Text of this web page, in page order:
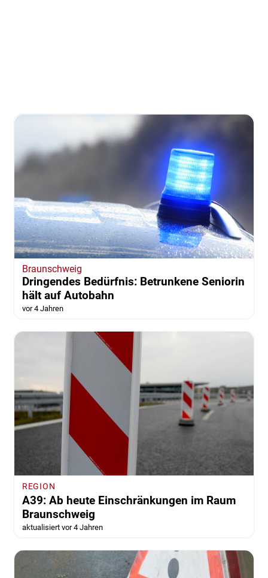
Braunschweig
Dringendes Bedürfnis: Betrunkene Seniorin
hält auf Autobahn
vor 4 Jahren
REGION
A39: Ab heute Einschränkungen im Raum
Braunschweig
aktualisiert vor 4 Jahren